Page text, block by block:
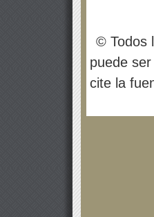
© Todos
puede
cite la